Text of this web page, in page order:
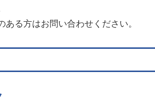
る方はお問い合わせください。